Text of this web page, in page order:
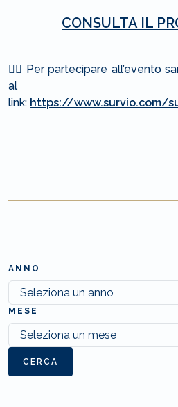
CONSULTA IL
⛓️‍💥 Per partecipare all’evento
al
link: https://www.survio.com/
ANNO
MESE
CERCA